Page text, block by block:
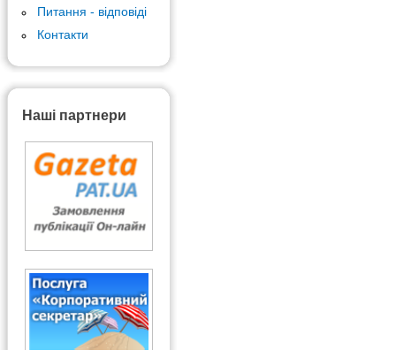
Питання - відповіді
Контакти
Наші партнери